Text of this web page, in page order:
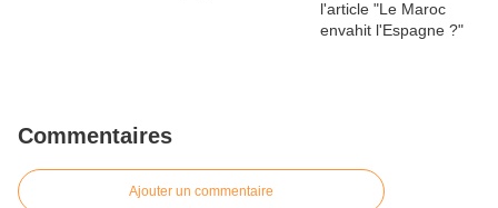
Commentaires
Ajouter un commentaire